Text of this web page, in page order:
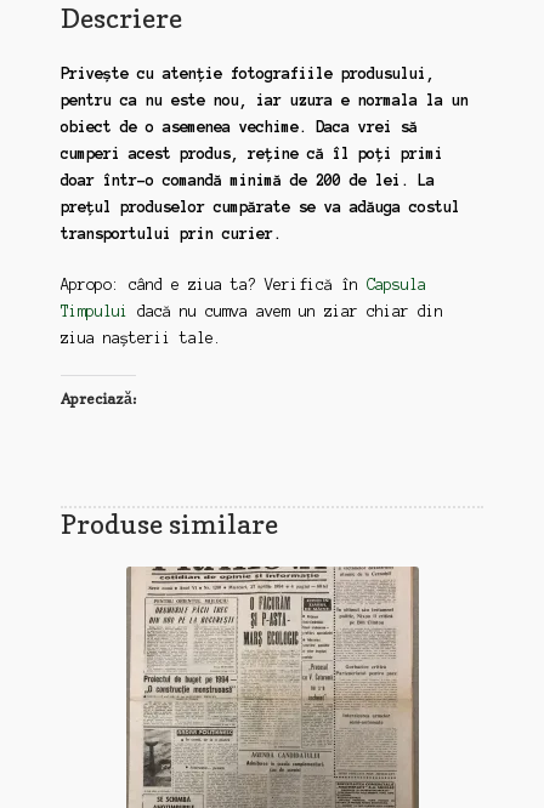
Descriere
Privește cu atenție fotografiile produsului,
pentru ca nu este nou, iar uzura e normala la un
obiect de o asemenea vechime. Daca vrei să
cumperi acest produs, reține că îl poți primi
doar într-o comandă minimă de 200 de lei. La
prețul produselor cumpărate se va adăuga costul
transportului prin curier.
Apropo: când e ziua ta? Verifică în Capsula
Timpului
dacă nu cumva avem un ziar chiar din
ziua nașterii tale.
Apreciază:
Produse similare